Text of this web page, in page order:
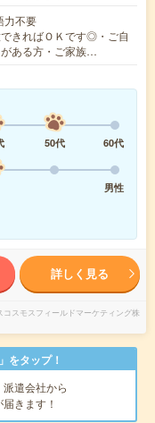
力不要
きればＯＫです◎・ご自
ある方・ご家族…
50代
60代
男性
詳しく見る
スモスフィールドマーケティング株
をタップ！
派遣会社から
届きます！